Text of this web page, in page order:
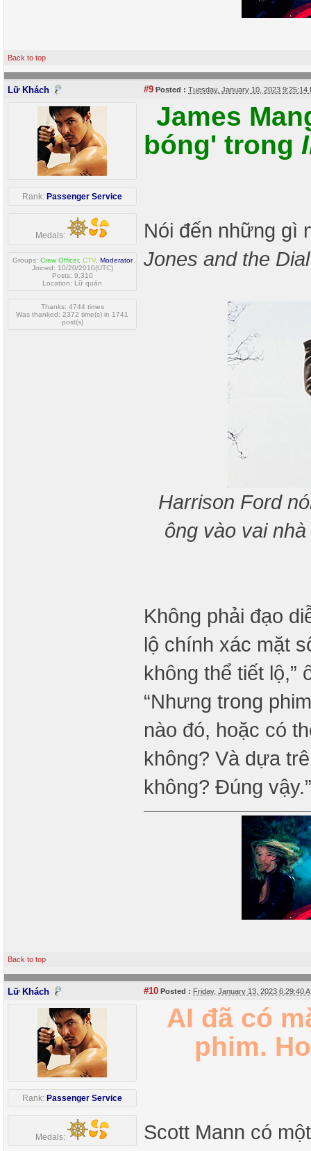
Back to top
Lữ Khách #9 Posted : Tuesday, January 10, 2023 9:25:14
Rank: Passenger Service
Medals:
Groups: Crew Officer, CTV, Moderator
Joined: 10/20/2010(UTC)
Posts: 9,310
Location: Lữ quán
Thanks: 4744 times
Was thanked: 2372 time(s) in 1741
post(s)
James
bóng' trong
Nói đến những gì
Jones and the
Harrison Ford
ông vào vai
Không phải đạo
lộ chính xác mặt
không thể tiết lộ,”
“Nhưng trong
nào đó, hoặc có
không? Và dựa
không? Đúng
Back to top
Lữ Khách #10 Posted : Friday, January 13, 2023 6:29:40
Rank: Passenger Service
Medals:
AI đã có
phim.
Scott Mann có